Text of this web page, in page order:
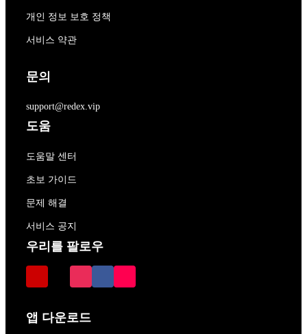
개인 정보 보호 정책
서비스 약관
문의
support@redex.vip
도움
도움말 센터
초보 가이드
문제 해결
서비스 공지
우리를 팔로우
앱 다운로드